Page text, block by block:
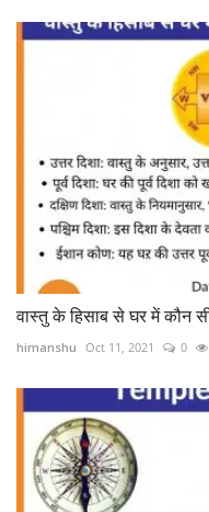
वास्तु के हिसाब से घर में कौन
himanshu Oct 11, 2021 0